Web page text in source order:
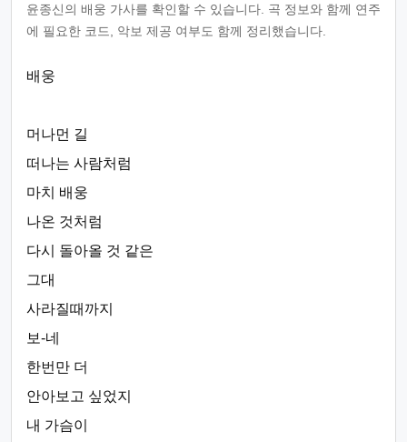
윤종신의 배웅 가사를 확인할 수 있습니다. 곡 정보와 함께 연주
에 필요한 코드, 악보 제공 여부도 함께 정리했습니다.
배웅
머나먼 길
떠나는 사람처럼
마치 배웅
나온 것처럼
다시 돌아올 것 같은
그대
사라질때까지
보-네
한번만 더
안아보고 싶었지
내 가슴이